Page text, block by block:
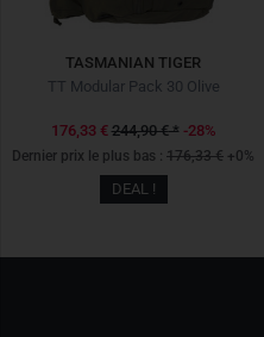
TASMANIAN TIGER
TT Modular Pack 30 Olive
176,33 € 244,90 €* -28%
Dernier prix le plus bas : 176,33 € +0%
DEAL !